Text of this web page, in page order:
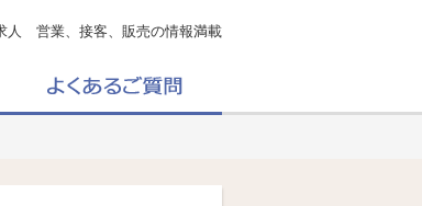
人 営業、接客、販売の情報満載